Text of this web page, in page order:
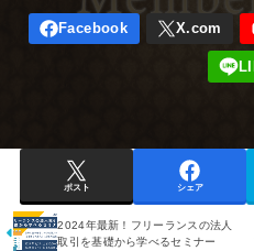
ポスト シェア
2024年最新！フリーランスの法人
取引を基礎から学べるセミナー